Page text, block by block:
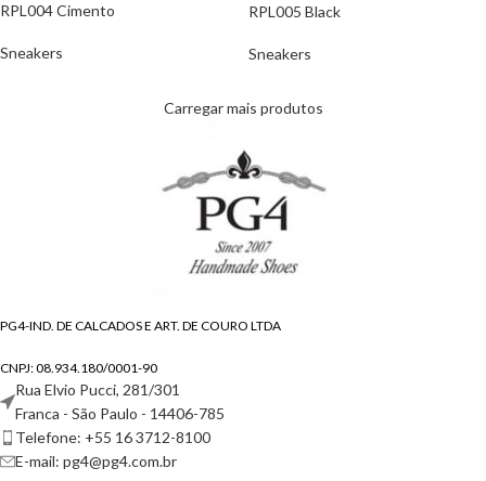
RPL004 Cimento
Sneakers
RPL005 Black
Sneakers
Carregar mais produtos
PG4-IND. DE CALCADOS E ART. DE COURO LTDA
CNPJ: 08.934.180/0001-90
Rua Elvio Pucci, 281/301
Franca - São Paulo - 14406-785
Telefone: +55 16 3712-8100
E-mail: pg4@pg4.com.br